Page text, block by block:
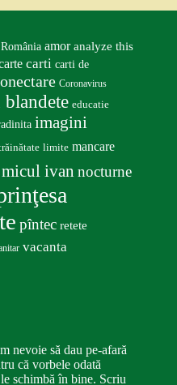
amor analyze this
carti carti de
Coronavirus
blandete educatie
imagini
limite mancare
micul ivan nocturne
pîntec retete
vacanta
nevoie să dau pe-afară
că vorbele odată
schimbă în bine. Scriu